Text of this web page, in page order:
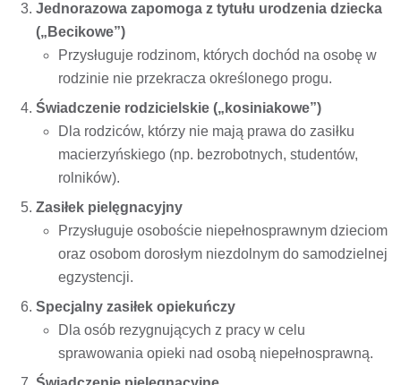
Jednorazowa zapomoga z tytułu urodzenia dziecka
(„Becikowe”)
Przysługuje rodzinom, których dochód na osobę w
rodzinie nie przekracza określonego progu.
Świadczenie rodzicielskie („kosiniakowe”)
Dla rodziców, którzy nie mają prawa do zasiłku
macierzyńskiego (np. bezrobotnych, studentów,
rolników).
Zasiłek pielęgnacyjny
Przysługuje osoboście niepełnosprawnym dzieciom
oraz osobom dorosłym niezdolnym do samodzielnej
egzystencji.
Specjalny zasiłek opiekuńczy
Dla osób rezygnujących z pracy w celu
sprawowania opieki nad osobą niepełnosprawną.